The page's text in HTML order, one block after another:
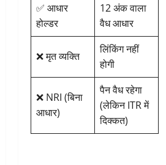
✅ आधार
होल्डर
12 अंक वाला
वैध आधार
❌ मृत व्यक्ति
लिंकिंग नहीं
होगी
❌ NRI (बिना
आधार)
पैन वैध रहेगा
(लेकिन ITR में
दिक्कत)